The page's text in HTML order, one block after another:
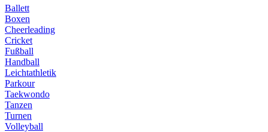
Ballett
Boxen
Cheerleading
Cricket
Fußball
Handball
Leichtathletik
Parkour
Taekwondo
Tanzen
Turnen
Volleyball